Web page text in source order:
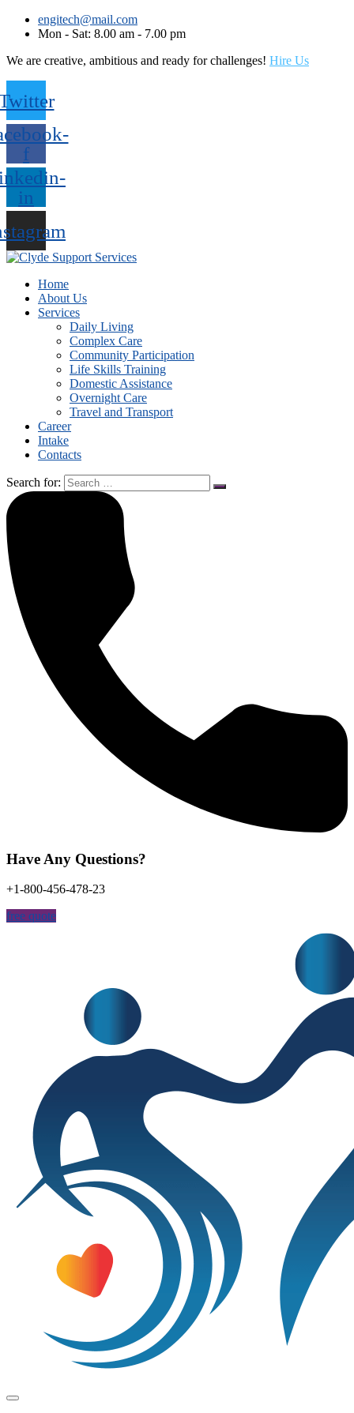
engitech@mail.com
Mon - Sat: 8.00 am - 7.00 pm
We are creative, ambitious and ready for challenges! Hire Us
f
in
Home
About Us
Services
Daily Living
Complex Care
Community Participation
Life Skills Training
Domestic Assistance
Overnight Care
Travel and Transport
Career
Intake
Contacts
Search for:
Have Any Questions?
+1-800-456-478-23
free quote